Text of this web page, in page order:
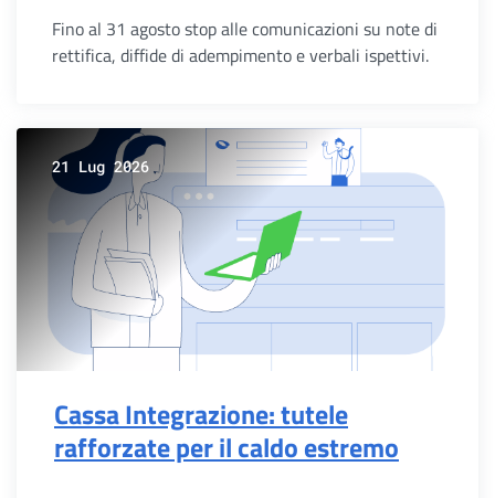
Fino al 31 agosto stop alle comunicazioni su note di
rettifica, diffide di adempimento e verbali ispettivi.
21 Lug 2026
Cassa Integrazione: tutele
rafforzate per il caldo estremo